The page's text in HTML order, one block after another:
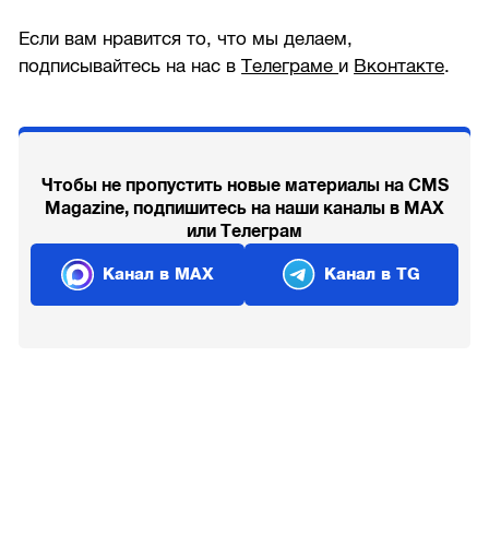
Если вам нравится то, что мы делаем,
подписывайтесь на нас вТелеграме и Вконтакте.
Чтобы не пропустить новые материалы на CMS
Magazine, подпишитесь на наши каналы в MAX
или Телеграм
Канал в MAX Канал в TG